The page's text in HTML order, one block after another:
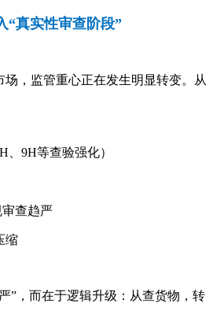
“真实性审查阶段”
，监管重心正在发生明显转变。从
、9H等查验强化）
查趋严
缩
”，而在于逻辑升级：从查货物，转